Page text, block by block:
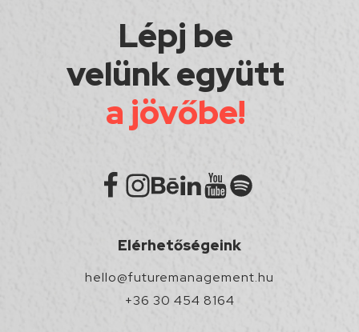
Lépj be
velünk együtt
a jövőbe!
Elérhetőségeink
hello@futuremanagement.hu
+36 30 454 8164